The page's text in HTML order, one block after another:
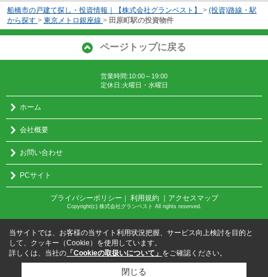
船橋市の戸建て探し・投資情報｜【株式会社グランベスト】 > (投資)路線・駅
から探す > 東京メトロ銀座線 > 田原町駅の投資物件
ページトップに戻る
営業時間:10:00～19:00
定休日:火曜日・水曜日
ホーム
会社概要
お問い合わせ
PCサイト
プライバシーポリシー ｜ 利用規約 ｜アクセスマップ
Copyright(c) 株式会社グランベスト All rights reserved.
当サイトでは、お客様の当サイト利用状況把握、サービス向上検討を目的と
して、クッキー（Cookie）を使用しています。
詳しくは、当社の 「Cookieの取扱いについて」 をご確認ください。
閉じる